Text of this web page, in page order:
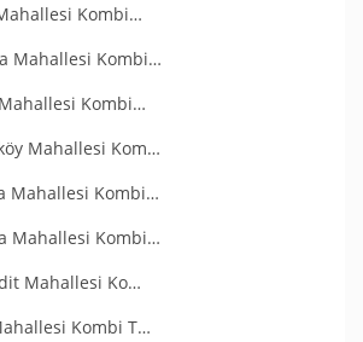
Kombi…
Mahallesi Kombi…
Kombi…
Mahallesi Kom…
Mahallesi Kombi…
Mahallesi Kombi…
Mahallesi Ko…
Kombi T…